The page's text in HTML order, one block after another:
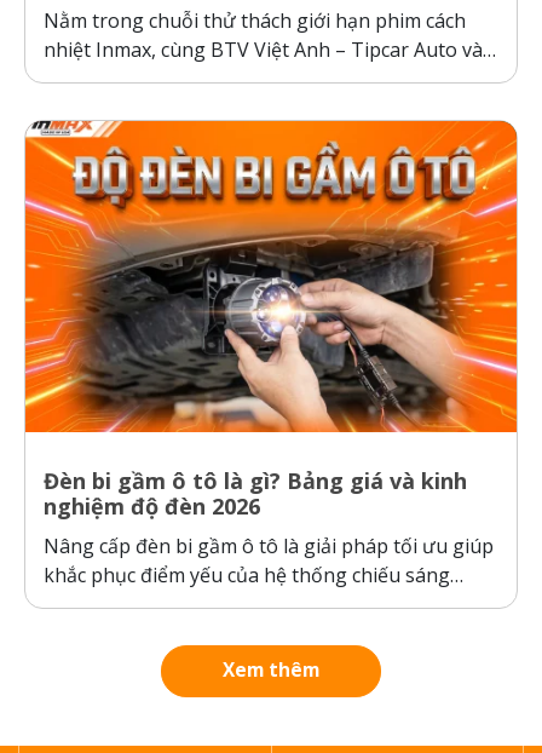
Nằm trong chuỗi thử thách giới hạn phim cách
nhiệt Inmax, cùng BTV Việt Anh – Tipcar Auto và
cầu thủ Nhâm Mạnh Dũng so sánh và kiểm
các dòng phim cách nhiệt cơ chế phản xạ và hấp
thụ...
Đèn bi gầm ô tô là gì? Bảng giá và kinh
nghiệm độ đèn 2026
Nâng cấp đèn bi gầm ô tô là giải pháp tối ưu giúp
khắc phục điểm yếu của hệ thống chiếu sáng
nguyên bản của xe, đảm bảo an toàn khi di
phân tích chi tiết cấu tạo, công...
Xem thêm